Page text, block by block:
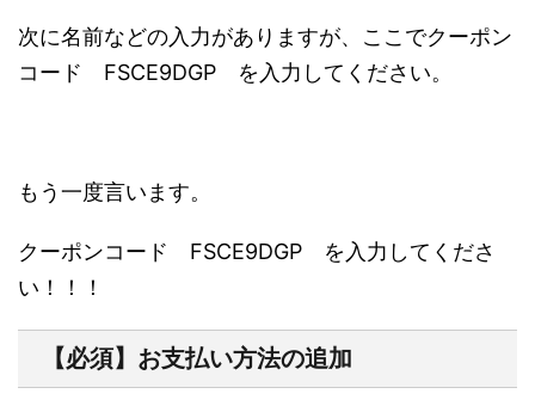
次に名前などの入力がありますが、 ここでクーポン
コード FSCE9DGP を入力してください。
もう一度言います。
クーポンコード FSCE9DGP を入力してくださ
い！
！ ！
【必須】お支払い方法の追加